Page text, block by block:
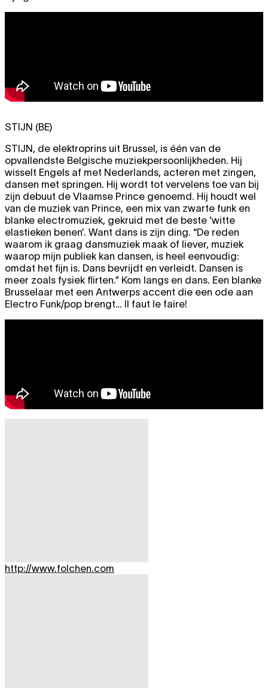
STIJN (BE)
STIJN, de elektroprins uit Brussel, is één van de
opvallendste Belgische muziekpersoonlijkheden. Hij
wisselt Engels af met Nederlands, acteren met zingen,
dansen met springen. Hij wordt tot vervelens toe van bij
zijn debuut de Vlaamse Prince genoemd. Hij houdt wel
van de muziek van Prince, een mix van zwarte funk en
blanke electromuziek, gekruid met de beste ‘witte
elastieken benen’. Want dans is zijn ding. “De reden
waarom ik graag dansmuziek maak of liever, muziek
waarop mijn publiek kan dansen, is heel eenvoudig:
omdat het fijn is. Dans bevrijdt en verleidt. Dansen is
meer zoals fysiek flirten.” Kom langs en dans. Een blanke
Brusselaar met een Antwerps accent die een ode aan
Electro Funk/pop brengt… Il faut le faire!
http://www.folchen.com